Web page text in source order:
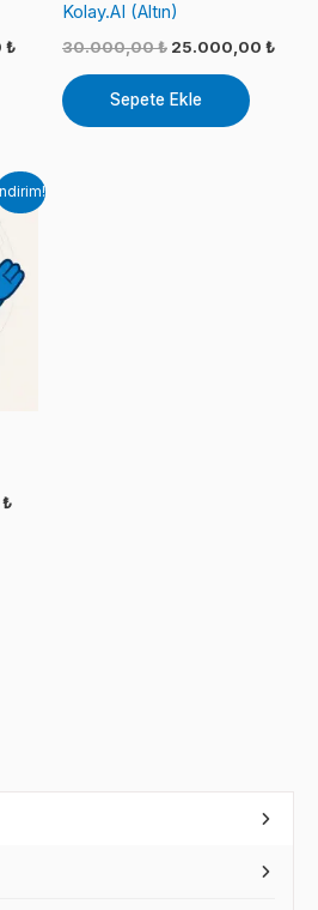
₺Şu
15.000,00 ₺.
Kolay.AI (Altın)
30.000,00₺ Orijinal
30.000,00 ₺.
25.000,00 ₺Şu
Sepete Ekle
₺Şu